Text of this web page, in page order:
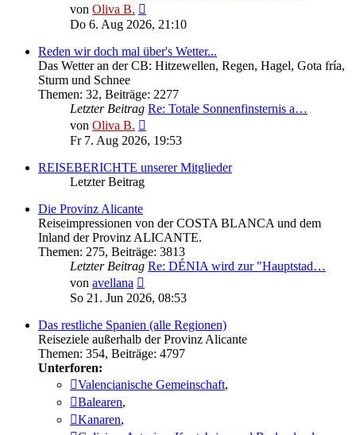
von Oliva B.
Beitrag
Do 6. Aug 2026, 21:10
Reden wir doch mal über's Wetter...
Das Wetter an der CB: Hitzewellen, Regen, Hagel, Gota fría,
Sturm und Schnee
Themen: 32, Beiträge: 2277
Letzter Beitrag Re: Totale Sonnenfinsternis a…
von Oliva B.
Beitrag
Fr 7. Aug 2026, 19:53
REISEBERICHTE unserer Mitglieder
Letzter Beitrag
Die Provinz Alicante
Reiseimpressionen von der COSTA BLANCA und dem
Inland der Provinz ALICANTE.
Themen: 275, Beiträge: 3813
Letzter Beitrag Re: DÉNIA wird zur "Hauptstad…
von avellana
Beitrag
So 21. Jun 2026, 08:53
Das restliche Spanien (alle Regionen)
Reiseziele außerhalb der Provinz Alicante
Themen: 354, Beiträge: 4797
Unterforen:
Valencianische Gemeinschaft,
Balearen,
Kanaren,